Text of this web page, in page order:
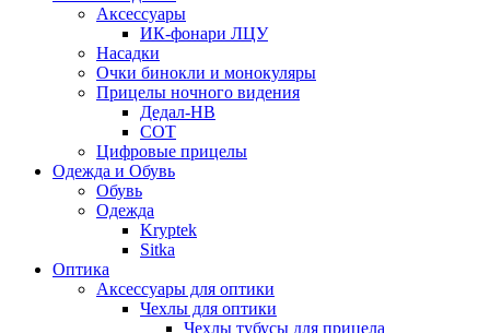
Аксессуары
ИК-фонари ЛЦУ
Насадки
Очки бинокли и монокуляры
Прицелы ночного видения
Дедал-НВ
СОТ
Цифровые прицелы
Одежда и Обувь
Обувь
Одежда
Kryptek
Sitka
Оптика
Аксессуары для оптики
Чехлы для оптики
Чехлы тубусы для прицела